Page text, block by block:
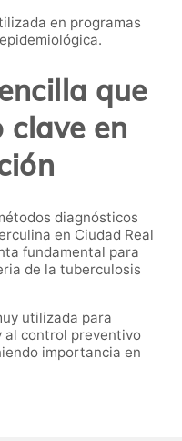
en programas
que
clave en
diagnósticos
en Ciudad Real
fundamental para
de la tuberculosis
utilizada para
al control preventivo
importancia en